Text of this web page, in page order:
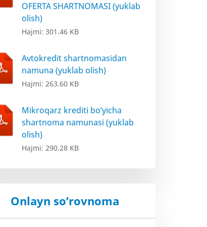
OFERTA SHARTNOMASI (yuklab
olish)
Hajmi: 301.46 KB
Avtokredit shartnomasidan
namuna (yuklab olish)
Hajmi: 263.60 KB
Mikroqarz krediti bo‘yicha
shartnoma namunasi (yuklab
olish)
Hajmi: 290.28 KB
Onlayn so’rovnoma